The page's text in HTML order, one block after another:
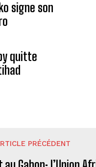
signe son
quitte
PRÉCÉDENT